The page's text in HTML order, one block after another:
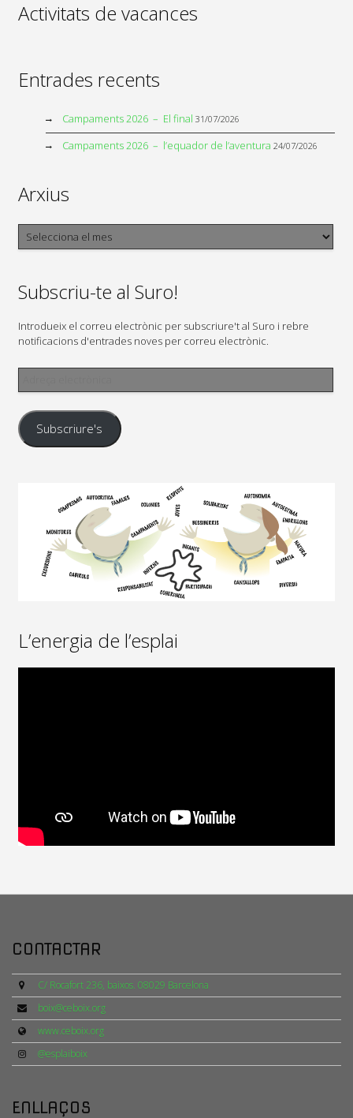
Activitats de vacances
Entrades recents
Campaments 2026 – El final 31/07/2026
Campaments 2026 – l’equador de l’aventura 24/07/2026
Arxius
Arxius
Subscriu-te al Suro!
Introdueix el correu electrònic per subscriure't al Suro i rebre
notificacions d'entrades noves per correu electrònic.
Adreça
Subscriure's
L’energia de l’esplai
CONTACTAR
C/ Rocafort 236, baixos. 08029 Barcelona
boix@ceboix.org
www.ceboix.org
@esplaiboix
ENLLAÇOS